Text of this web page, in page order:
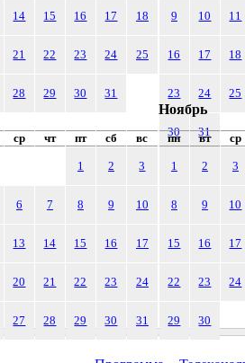
14 15 16 17 18
21 22 23 24 25
28 29 30 31
9 10 11
16 17 18
23 24 25
30 31
ср чт пт сб вс
1 2 3
6 7 8 9 10
13 14 15 16 17
20 21 22 23 24
27 28 29 30 31
Ноябрь
пн вт ср
1 2 3
8 9 10
15 16 17
22 23 24
29 30